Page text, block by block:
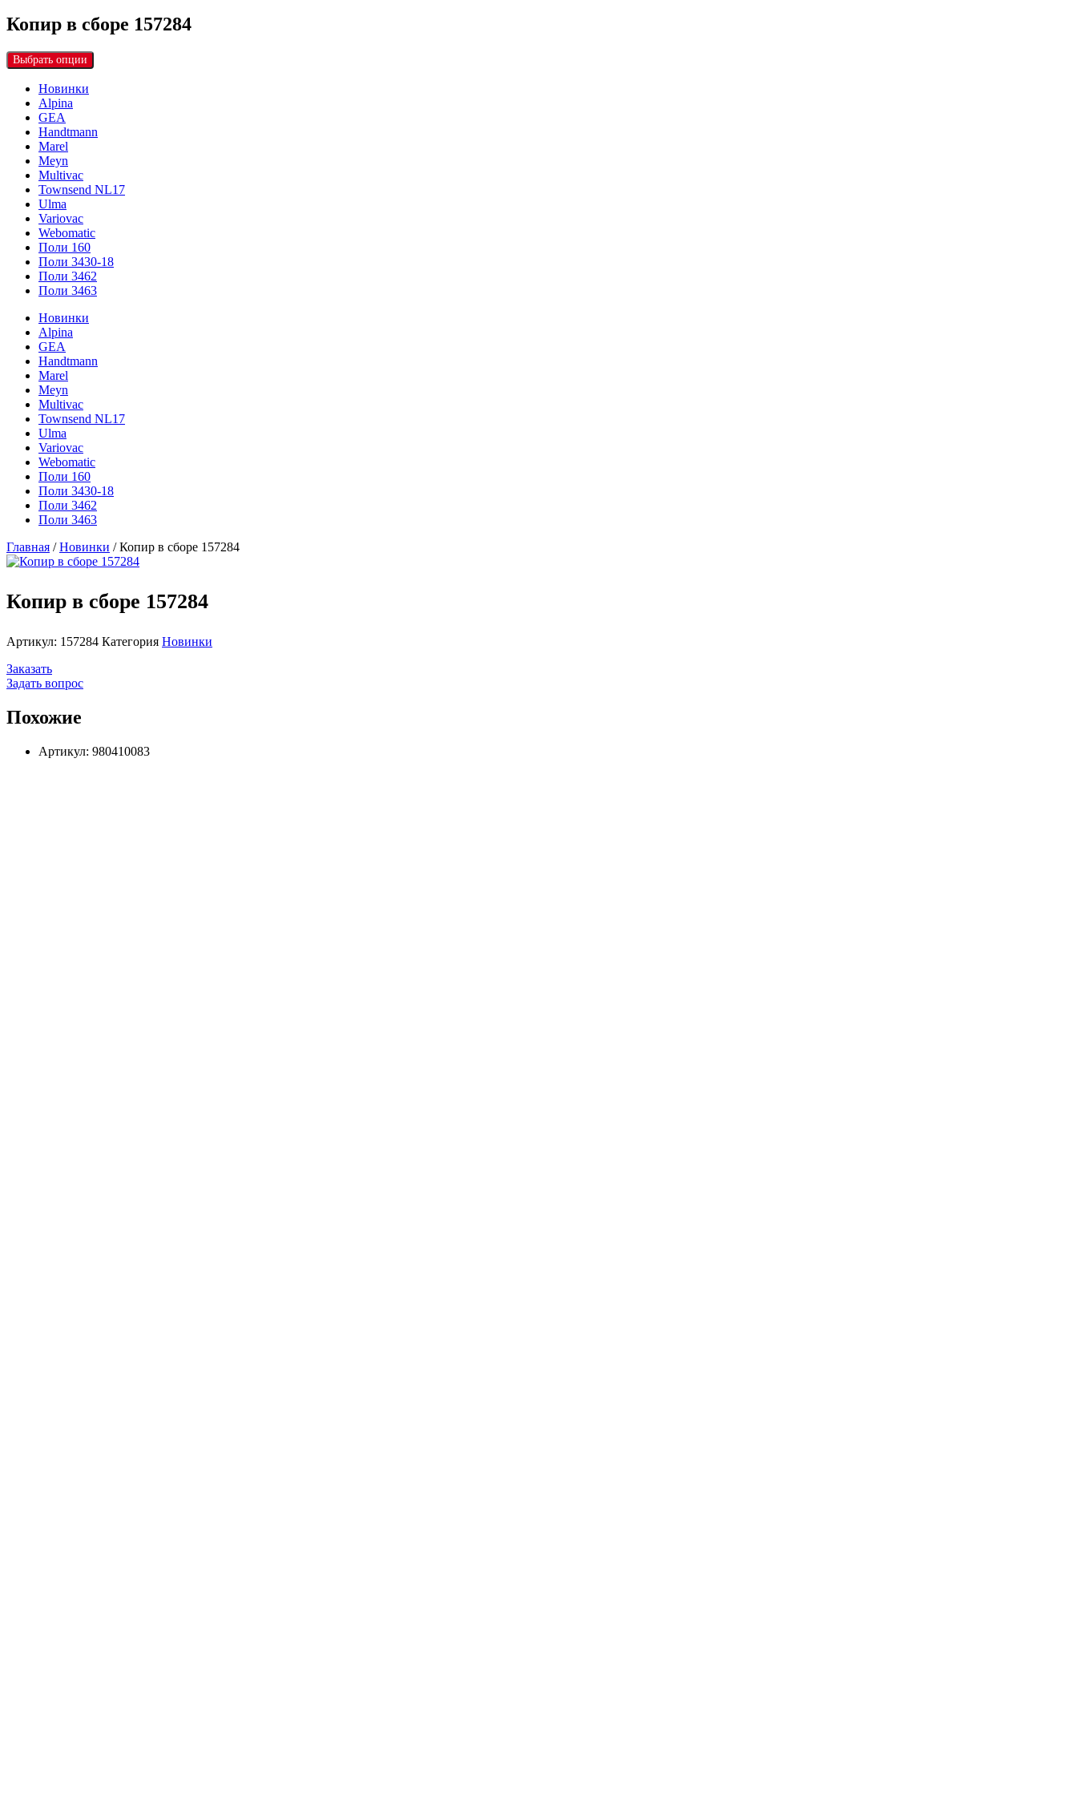
Копир в сборе 157284
Выбрать опции
Новинки
Alpina
GEA
Handtmann
Marel
Meyn
Multivac
Townsend NL17
Ulma
Variovac
Webomatic
Поли 160
Поли 3430-18
Поли 3462
Поли 3463
Новинки
Alpina
GEA
Handtmann
Marel
Meyn
Multivac
Townsend NL17
Ulma
Variovac
Webomatic
Поли 160
Поли 3430-18
Поли 3462
Поли 3463
Главная /Новинки / Копир в сборе 157284
Копир в сборе 157284
Артикул: 157284 Категория Новинки
Заказать
Задать вопрос
Похожие
Артикул: 980410083